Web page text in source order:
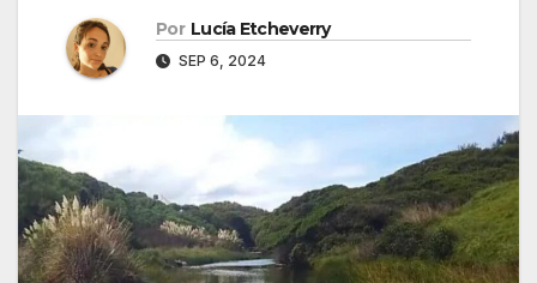
Por Lucía Etcheverry
SEP 6, 2024